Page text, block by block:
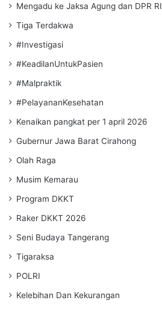
Mengadu ke Jaksa Agung dan DPR RI
Tiga Terdakwa
#Investigasi
#KeadilanUntukPasien
#Malpraktik
#PelayananKesehatan
Kenaikan pangkat per 1 april 2026
Gubernur Jawa Barat Cirahong
Olah Raga
Musim Kemarau
Program DKKT
Raker DKKT 2026
Seni Budaya Tangerang
Tigaraksa
POLRI
Kelebihan Dan Kekurangan